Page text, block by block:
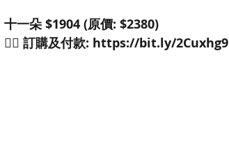
十一朵 $1904 (原價: $2380)
👉🏻 訂購及付款: https://bit.ly/2Cuxhg9